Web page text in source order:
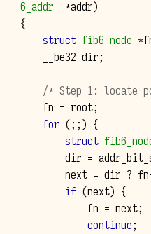
6_addr *addr)
{
struct fib6_node *
__be32 dir;
/* Step 1: locate
fn = root;
for (;;) {
struct
dir =
next = dir ? fn
if (next) {
fn = next;
continue;